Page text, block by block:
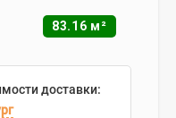
83.16 м²
доставки: